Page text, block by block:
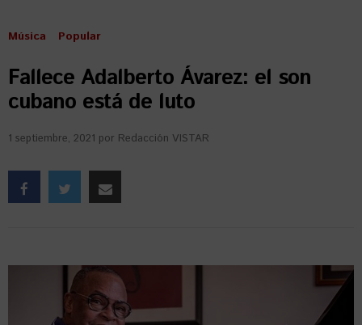
Música Popular
Fallece Adalberto Ávarez: el son
cubano está de luto
1 septiembre, 2021 por Redacción VISTAR